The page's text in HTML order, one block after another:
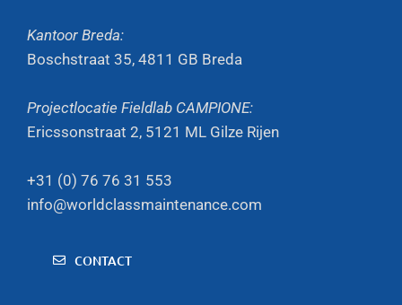
Kantoor Breda:
Boschstraat 35, 4811 GB Breda
Projectlocatie Fieldlab CAMPIONE:
Ericssonstraat 2, 5121 ML Gilze Rijen
+31 (0) 76 76 31 553
info@worldclassmaintenance.com
CONTACT